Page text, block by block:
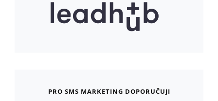
PRO SMS MARKETING DOPORUČUJI